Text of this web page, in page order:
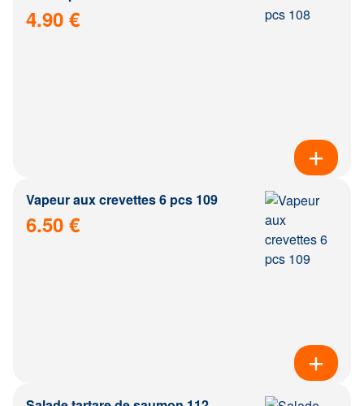
4.90 €
Vapeur aux crevettes 6 pcs 109
6.50 €